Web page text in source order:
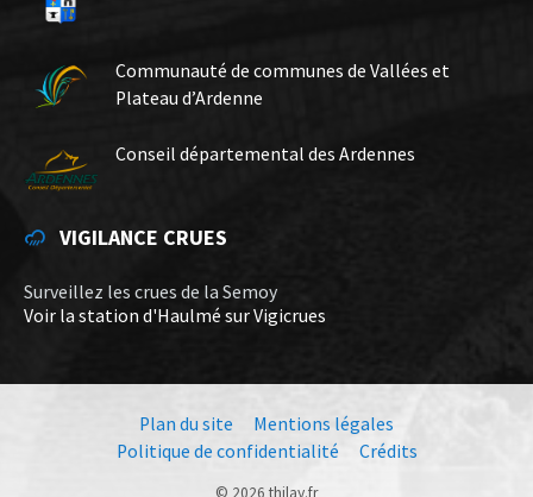
Communauté de communes de Vallées et
Plateau d’Ardenne
Conseil départemental des Ardennes
VIGILANCE CRUES
Surveillez les crues de la Semoy
Voir la station d'Haulmé sur Vigicrues
Plan du site
Mentions légales
Politique de confidentialité
Crédits